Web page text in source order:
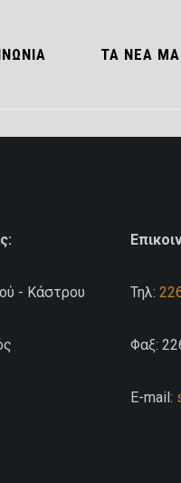
ΤΑ ΝΕΑ
- Κάστρου Τηλ:
Φαξ:
E-mail: